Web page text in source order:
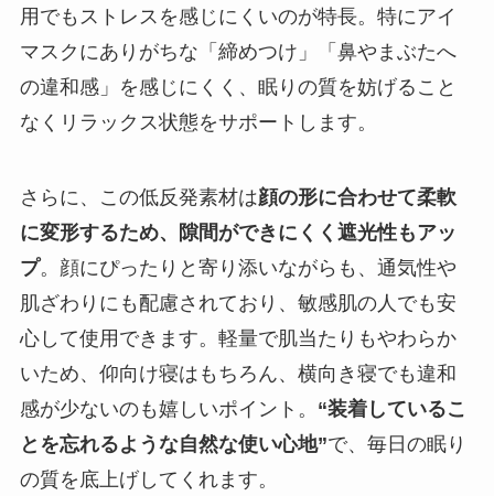
用でもストレスを感じにくいのが特長。特にアイ
マスクにありがちな「締めつけ」「鼻やまぶたへ
の違和感」を感じにくく、眠りの質を妨げること
なくリラックス状態をサポートします。
さらに、この低反発素材は顔の形に合わせて柔軟
に変形するため、隙間ができにくく遮光性もアッ
プ。顔にぴったりと寄り添いながらも、通気性や
肌ざわりにも配慮されており、敏感肌の人でも安
心して使用できます。軽量で肌当たりもやわらか
いため、仰向け寝はもちろん、横向き寝でも違和
感が少ないのも嬉しいポイント。 “装着しているこ
とを忘れるような自然な使い心地”で、毎日の眠り
の質を底上げしてくれます。